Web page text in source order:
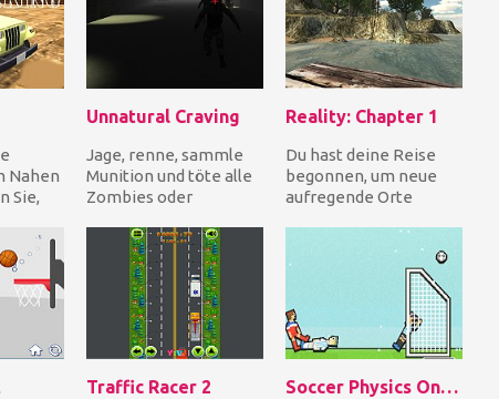
Nahen
Sie,
sch...
Unnatural Craving
Jage, renne, sammle
Munition und töte alle
Zombies oder
wegzulaufen, wenn du
Reality: Chapter 1
Du hast deine Reise
begonnen, um neue
aufregende Orte
hast du dich auf einer
v...
Traffic Racer 2 Soccer Physics Online